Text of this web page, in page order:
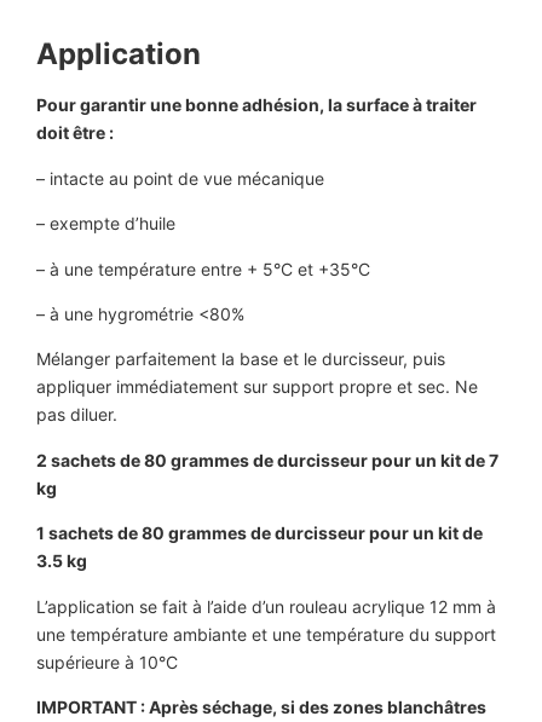
Application
Pour garantir une bonne adhésion, la surface à traiter
doit être :
– intacte au point de vue mécanique
– exempte d’huile
– à une température entre + 5°C et +35°C
– à une hygrométrie <80%
Mélanger parfaitement la base et le durcisseur, puis
appliquer immédiatement sur support propre et sec. Ne
pas diluer.
2 sachets de 80 grammes de durcisseur pour un kit de 7
kg
1 sachets de 80 grammes de durcisseur pour un kit de
3.5 kg
L’application se fait à l’aide d’un rouleau acrylique 12 mm à
une température ambiante et une température du support
supérieure à 10°C
IMPORTANT : Après séchage, si des zones blanchâtres